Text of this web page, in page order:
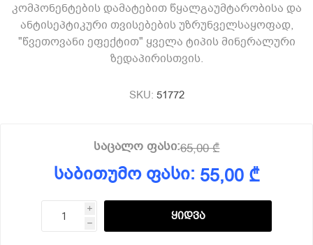
კომპონენტების დამატებით წყალგაუმტარობისა და
ანტისეპტიკური თვისებების უზრუნველსაყოფად,
"წვეთოვანი ეფექტით" ყველა ტიპის მინერალური
ზედაპირისთვის.
SKU: 51772
საცალო ფასი:65,00 ₾
საბითუმო ფასი: 55,00 ₾
i
h